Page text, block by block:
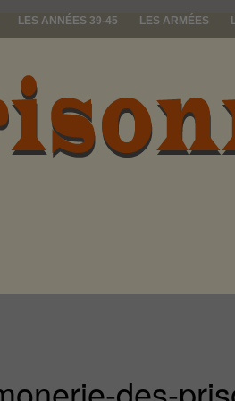
LES ANNÉES 39-45 LES ARMÉES